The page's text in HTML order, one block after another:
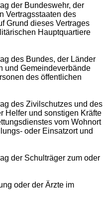
der Bundeswehr, der
Vertragsstaaten des
Grund dieses Vertrages
Hauptquartiere
des Bundes, der Länder
und Gemeindeverbände
des öffentlichen
des Zivilschutzes und des
Helfer und sonstigen Kräfte
vom Wohnort
oder Einsatzort und
der Schulträger zum oder
oder der Ärzte im